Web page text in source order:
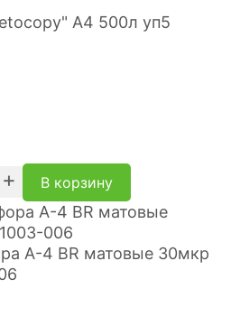
А4 500л уп5
+ В корзину
A-4 BR матовые 30мкр